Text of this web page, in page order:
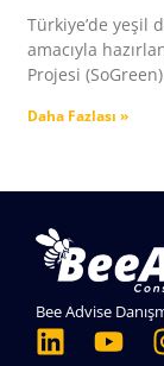
Türkiye’de yeşil
amacıyla
Projesi
Daha Fazlası »
Bee Advise